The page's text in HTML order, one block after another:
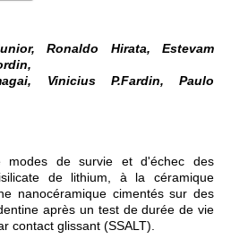
Ronaldo Hirata, Estevam
Vinicius P.Fardin, Paulo
modes de survie et d'échec des
de lithium, à la céramique
nanocéramique cimentés sur des
après un test de durée de vie
contact glissant (SSALT).